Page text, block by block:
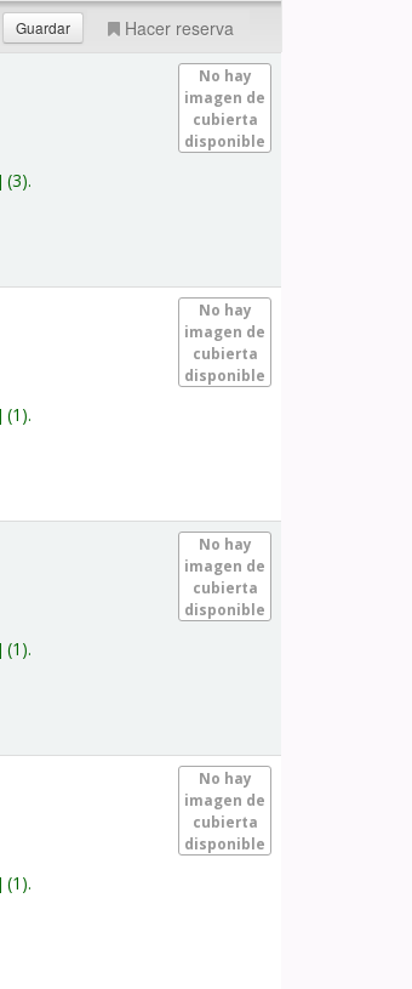
Hacer reserva
No hay
imagen de
cubierta
disponible
(3).
No hay
imagen de
cubierta
disponible
(1).
No hay
imagen de
cubierta
disponible
(1).
No hay
imagen de
cubierta
disponible
(1).